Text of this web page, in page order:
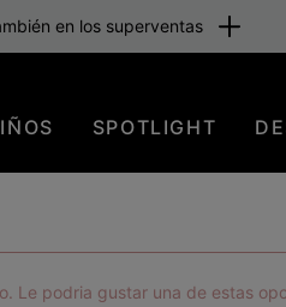
en los superventas
SPOTLIGHT
Le podria gustar una de estas